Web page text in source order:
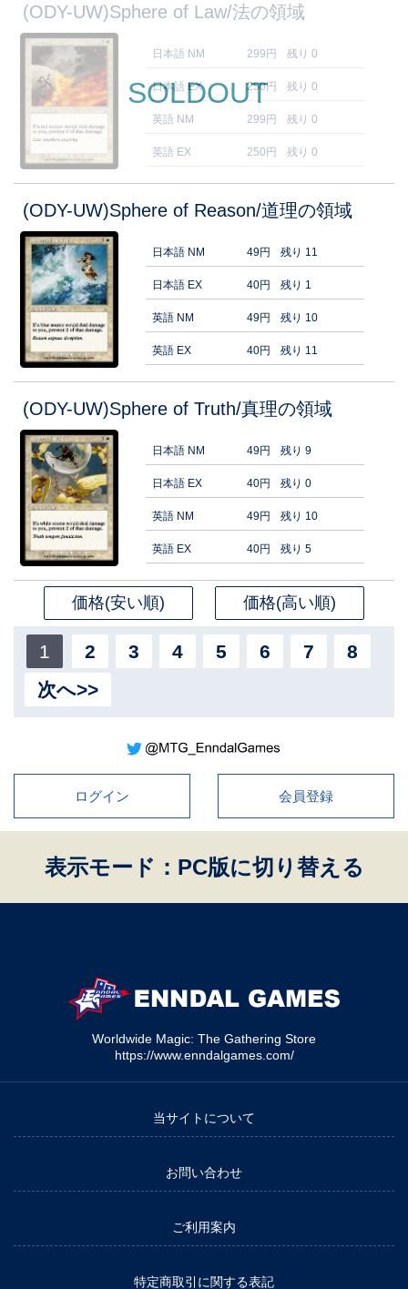
(ODY-UW)Sphere of Law/法の領域
日本語 NM 299円 残り 0
日本語 EX 250円 残り 0
英語 NM 299円 残り 0
英語 EX 250円 残り 0
SOLDOUT
(ODY-UW)Sphere of Reason/道理の領域
日本語 NM 49円 残り 11
日本語 EX 40円 残り 1
英語 NM 49円 残り 10
英語 EX 40円 残り 11
(ODY-UW)Sphere of Truth/真理の領域
日本語 NM 49円 残り 9
日本語 EX 40円 残り 0
英語 NM 49円 残り 10
英語 EX 40円 残り 5
価格(安い順) 価格(高い順)
1 2 3 4 5 6 7
8
次へ>>
ログイン 会員登録
表示モード：PC版に切り替える
Worldwide Magic: The Gathering Store
https://www.enndalgames.com/
当サイトについて
お問い合わせ
ご利用案内
特定商取引に関する表記